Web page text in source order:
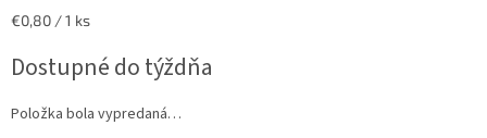
Jednotková
€0,80 / 1 ks
Dostupné do týždňa
Položka bola vypredaná…